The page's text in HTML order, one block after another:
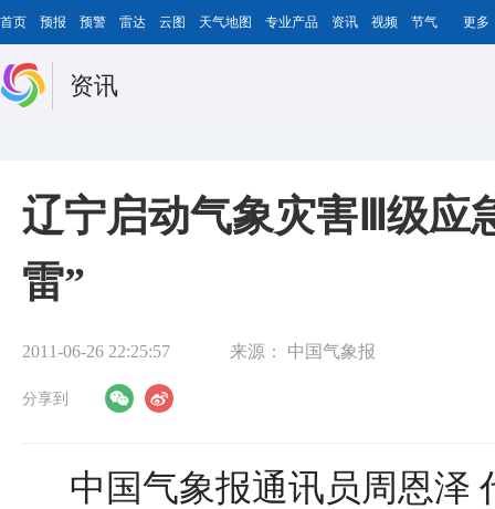
首页 预报 预警 雷达 云图 天气地图 专业产品 资讯 视频 节气 更多
资讯
辽宁启动气象灾害Ⅲ级应
雷”
2011-06-26 22:25:57 来源： 中国气象报
分享到
中国气象报通讯员周恩泽